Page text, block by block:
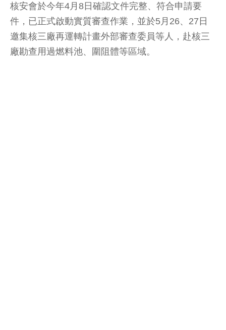
核安會於今年4月8日確認文件完整、符合申請要
件，已正式啟動實質審查作業，並於5月26、27日
邀集核三廠再運轉計畫外部審查委員等人，赴核三
廠勘查用過燃料池、圍阻體等區域。